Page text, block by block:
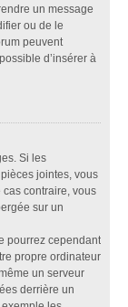
un message
ou de le
peuvent
d’insérer à
Si les
jointes, vous
contraire, vous
sur un
pourrez cependant
propre ordinateur
un serveur
derrière un